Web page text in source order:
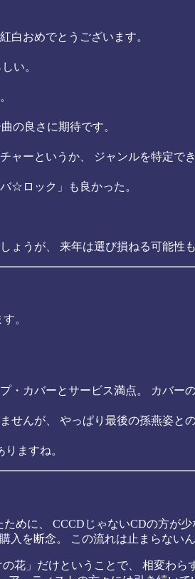
白おめでとうございます。
い。
の良さに期待です。
ャーというか、 ジャンルを特定で
☆ロック」も良かった。
ょうが、 来年は選び損ねる可能性
。
・カバーとサービス満点。 カバー
んが、 やっぱり最後の孫燕姿との
ますね。
めに、 CCCDじゃないCDの方
入を断念。 この流れは止まらない
花」だけということで、 相変わ